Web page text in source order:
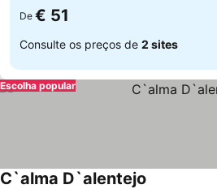
De € 51
Consulte os preços de 2 sites
Escolha popular
C`alma D`alentejo